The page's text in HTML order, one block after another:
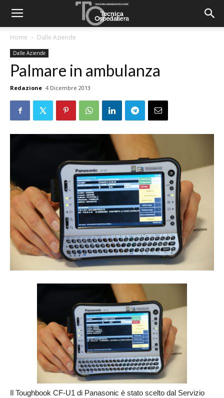
Home Dalle Aziende
Dalle Aziende
Palmare in ambulanza
Redazione 4 Dicembre 2013
Il Toughbook CF-U1 di Panasonic è stato scelto dal Servizio